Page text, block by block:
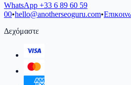
WhatsApp +33 6 89 60 59
00•hello@anotherseoguru.com•
Δεχόμαστε